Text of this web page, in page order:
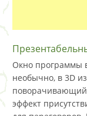
Окно программы
необычно, в 3D
эффект